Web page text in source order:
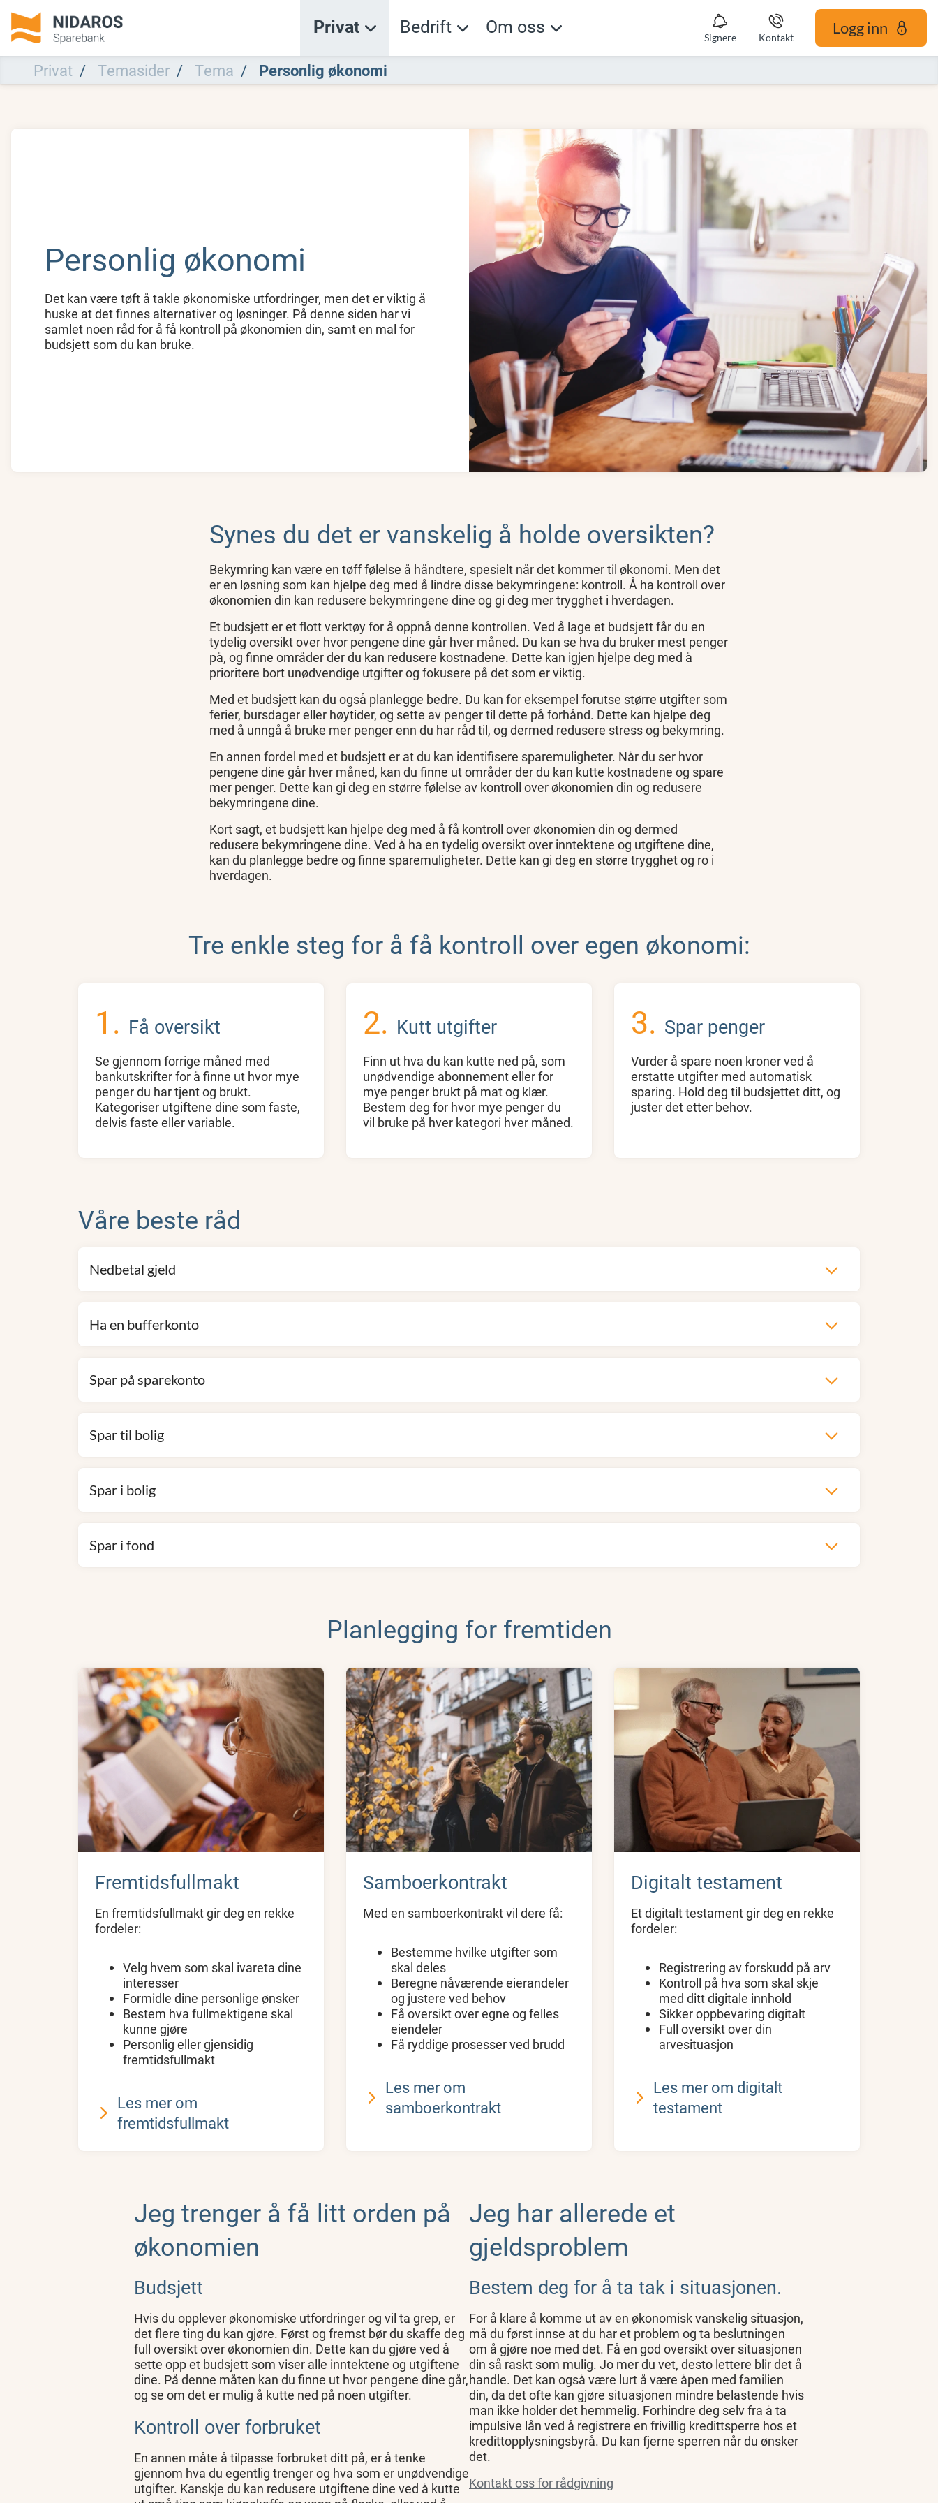
Privat Temasider Tema Personlig økonomi
Privat Bedrift Om oss Signere Kontakt
Logg inn
Personlig økonomi
Det kan være tøft å takle økonomiske utfordringer, men det er viktig å
huske at det finnes alternativer og løsninger. På denne siden har vi
samlet noen råd for å få kontroll på økonomien din, samt en mal for
budsjett som du kan bruke.
Synes du det er vanskelig å holde oversikten?
Bekymring kan være en tøff følelse å håndtere, spesielt når det kommer til økonomi. Men det
er en løsning som kan hjelpe deg med å lindre disse bekymringene: kontroll. Å ha kontroll over
økonomien din kan redusere bekymringene dine og gi deg mer trygghet i hverdagen.
Et budsjett er et flott verktøy for å oppnå denne kontrollen. Ved å lage et budsjett får du en
tydelig oversikt over hvor pengene dine går hver måned. Du kan se hva du bruker mest penger
på, og finne områder der du kan redusere kostnadene. Dette kan igjen hjelpe deg med å
prioritere bort unødvendige utgifter og fokusere på det som er viktig.
Med et budsjett kan du også planlegge bedre. Du kan for eksempel forutse større utgifter som
ferier, bursdager eller høytider, og sette av penger til dette på forhånd. Dette kan hjelpe deg
med å unngå å bruke mer penger enn du har råd til, og dermed redusere stress og bekymring.
En annen fordel med et budsjett er at du kan identifisere sparemuligheter. Når du ser hvor
pengene dine går hver måned, kan du finne ut områder der du kan kutte kostnadene og spare
mer penger. Dette kan gi deg en større følelse av kontroll over økonomien din og redusere
bekymringene dine.
Kort sagt, et budsjett kan hjelpe deg med å få kontroll over økonomien din og dermed
redusere bekymringene dine. Ved å ha en tydelig oversikt over inntektene og utgiftene dine,
kan du planlegge bedre og finne sparemuligheter. Dette kan gi deg en større trygghet og ro i
hverdagen.
Tre enkle steg for å få kontroll over egen økonomi:
Få oversikt
Se gjennom forrige måned med
bankutskrifter for å finne ut hvor mye
penger du har tjent og brukt.
Kategoriser utgiftene dine som faste,
delvis faste eller variable.
Kutt utgifter
Finn ut hva du kan kutte ned på, som
unødvendige abonnement eller for
mye penger brukt på mat og klær.
Bestem deg for hvor mye penger du
vil bruke på hver kategori hver måned.
Spar penger
Vurder å spare noen kroner ved å
erstatte utgifter med automatisk
sparing. Hold deg til budsjettet ditt, og
juster det etter behov.
Våre beste råd
Nedbetal gjeld
Ha en bufferkonto
Spar på sparekonto
Spar til bolig
Spar i bolig
Spar i fond
Planlegging for fremtiden
Fremtidsfullmakt
En fremtidsfullmakt gir deg en rekke
fordeler:
Velg hvem som skal ivareta dine
interesser
Formidle dine personlige ønsker
Bestem hva fullmektigene skal
kunne gjøre
Personlig eller gjensidig
fremtidsfullmakt
Les mer om
fremtidsfullmakt
Samboerkontrakt
Med en samboerkontrakt vil dere få:
Bestemme hvilke utgifter som
skal deles
Beregne nåværende eierandeler
og justere ved behov
Få oversikt over egne og felles
eiendeler
Få ryddige prosesser ved brudd
Les mer om
samboerkontrakt
Digitalt testament
Et digitalt testament gir deg en rekke
fordeler:
Registrering av forskudd på arv
Kontroll på hva som skal skje
med ditt digitale innhold
Sikker oppbevaring digitalt
Full oversikt over din
arvesituasjon
Les mer om digitalt
testament
Jeg trenger å få litt orden på
økonomien
Budsjett
Hvis du opplever økonomiske utfordringer og vil ta grep, er
det flere ting du kan gjøre. Først og fremst bør du skaffe deg
full oversikt over økonomien din. Dette kan du gjøre ved å
sette opp et budsjett som viser alle inntektene og utgiftene
dine. På denne måten kan du finne ut hvor pengene dine går,
og se om det er mulig å kutte ned på noen utgifter.
Kontroll over forbruket
En annen måte å tilpasse forbruket ditt på, er å tenke
gjennom hva du egentlig trenger og hva som er unødvendige
utgifter. Kanskje du kan redusere utgiftene dine ved å kutte
Jeg har allerede et
gjeldsproblem
Bestem deg for å ta tak i situasjonen.
For å klare å komme ut av en økonomisk vanskelig situasjon,
må du først innse at du har et problem og ta beslutningen
om å gjøre noe med det. Få en god oversikt over situasjonen
din så raskt som mulig. Jo mer du vet, desto lettere blir det å
handle. Det kan også være lurt å være åpen med familien
din, da det ofte kan gjøre situasjonen mindre belastende hvis
man ikke holder det hemmelig. Forhindre deg selv fra å ta
impulsive lån ved å registrere en frivillig kredittsperre hos et
kredittopplysningsbyrå. Du kan fjerne sperren når du ønsker
det.
Kontakt oss for rådgivning